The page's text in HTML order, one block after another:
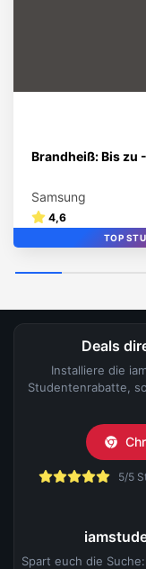
Brandheiß: Bis zu
Samsung
4,6
TOP
Deals
Installiere die
Studentenrabatte,
5/5
Spart euch die